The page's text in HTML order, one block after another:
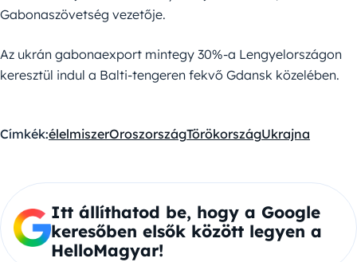
Gabonaszövetség vezetője.
Az ukrán gabonaexport mintegy 30%-a Lengyelországon
keresztül indul a Balti-tengeren fekvő Gdansk közelében.
Címkék:élelmiszerOroszországTörökországUkrajna
Itt állíthatod be, hogy a Google
keresőben elsők között legyen a
HelloMagyar!